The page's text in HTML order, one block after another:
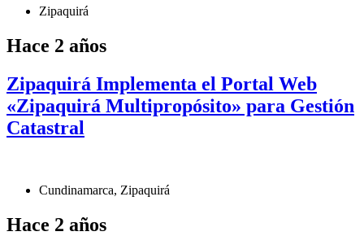
Zipaquirá
Hace 2 años
Zipaquirá Implementa el Portal Web
«Zipaquirá Multipropósito» para Gestión
Catastral
Cundinamarca, Zipaquirá
Hace 2 años